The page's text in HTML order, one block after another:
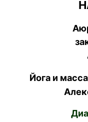
Йога и